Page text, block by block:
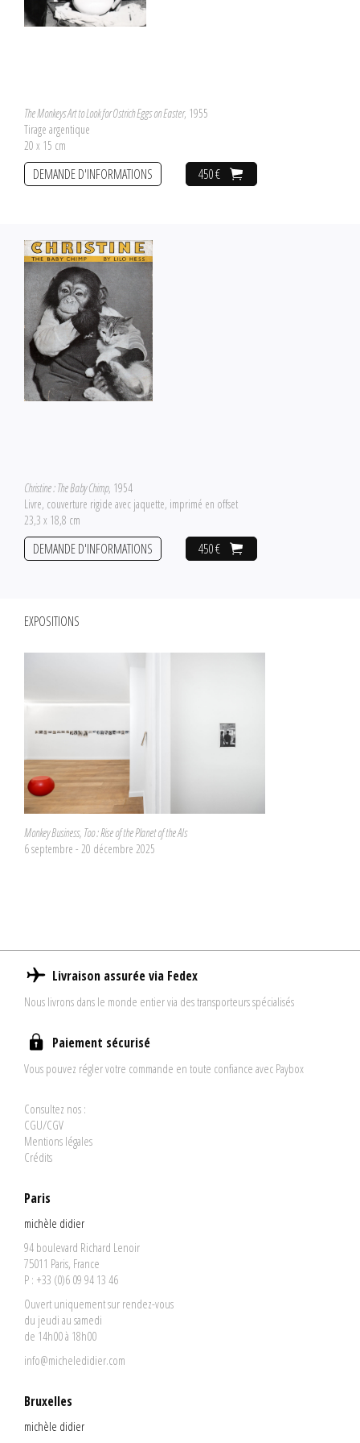
The Monkeys Art to Look for Ostrich Eggs on Easter, 1955
Tirage argentique
20 x 15 cm
450 €
DEMANDE D'INFORMATIONS
Christine : The Baby Chimp, 1954
Livre, couverture rigide avec jaquette, imprimé en offset
23,3 x 18,8 cm
450 €
DEMANDE D'INFORMATIONS
EXPOSITIONS
Monkey Business, Too : Rise of the Planet of the AIs
6 septembre - 20 décembre 2025
Livraison assurée via Fedex
Nous livrons dans le monde entier via des transporteurs spécialisés
Paiement sécurisé
Vous pouvez régler votre commande en toute confiance avec Paybox
Consultez nos :
CGU/CGV
Mentions légales
Crédits
Paris
michèle didier
94 boulevard Richard Lenoir
75011 Paris, France
P : +33 (0)6 09 94 13 46
Ouvert uniquement sur rendez-vous
du jeudi au samedi
de 14h00 à 18h00
info@micheledidier.com
Bruxelles
michèle didier